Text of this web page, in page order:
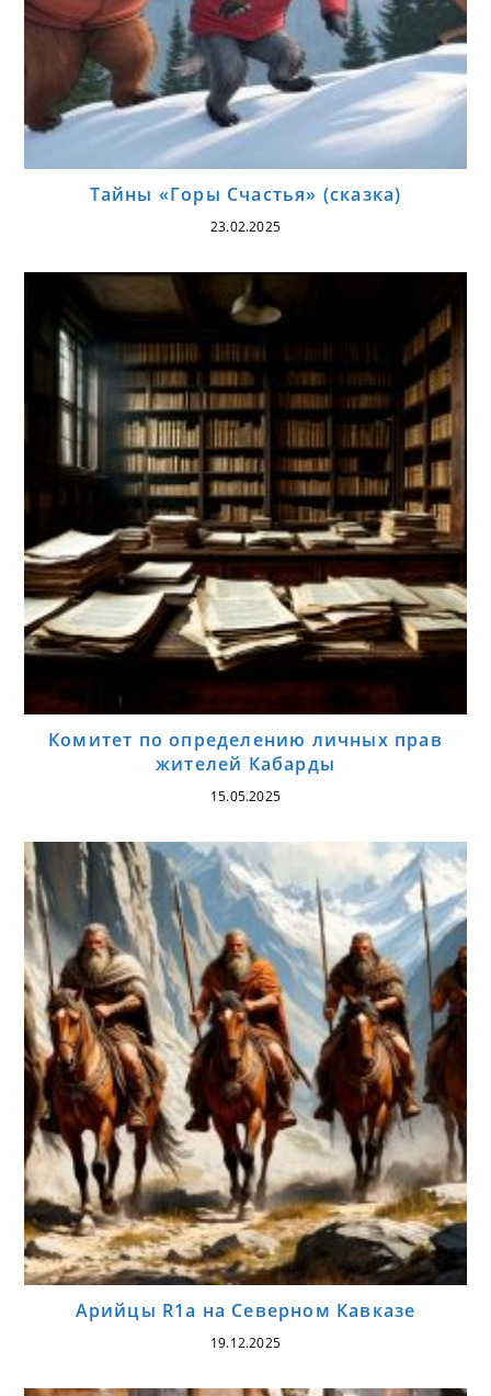
Тайны «Горы Счастья» (сказка)
23.02.2025
Комитет по определению личных прав
жителей Кабарды
15.05.2025
Арийцы R1a на Северном Кавказе
19.12.2025